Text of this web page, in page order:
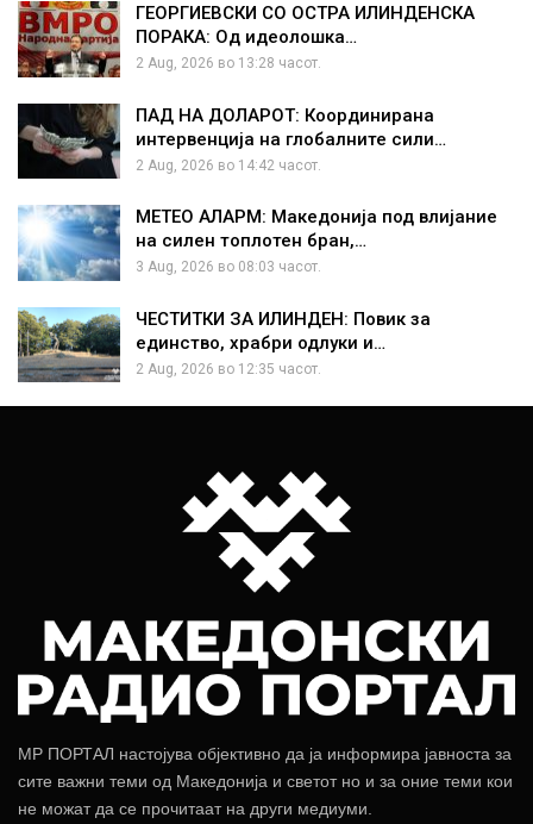
ГЕОРГИЕВСКИ СО ОСТРА ИЛИНДЕНСКА
ПОРАКА: Од идеолошка…
2 Aug, 2026 во 13:28 часот.
ПАД НА ДОЛАРОТ: Координирана
интервенција на глобалните сили…
2 Aug, 2026 во 14:42 часот.
МЕТЕО АЛАРМ: Македонија под влијание
на силен топлотен бран,…
3 Aug, 2026 во 08:03 часот.
ЧЕСТИТКИ ЗА ИЛИНДЕН: Повик за
единство, храбри одлуки и…
2 Aug, 2026 во 12:35 часот.
МР ПОРТАЛ настојува објективно да ја информира јавноста за
сите важни теми од Македонија и светот но и за оние теми кои
не можат да се прочитаат на други медиуми.